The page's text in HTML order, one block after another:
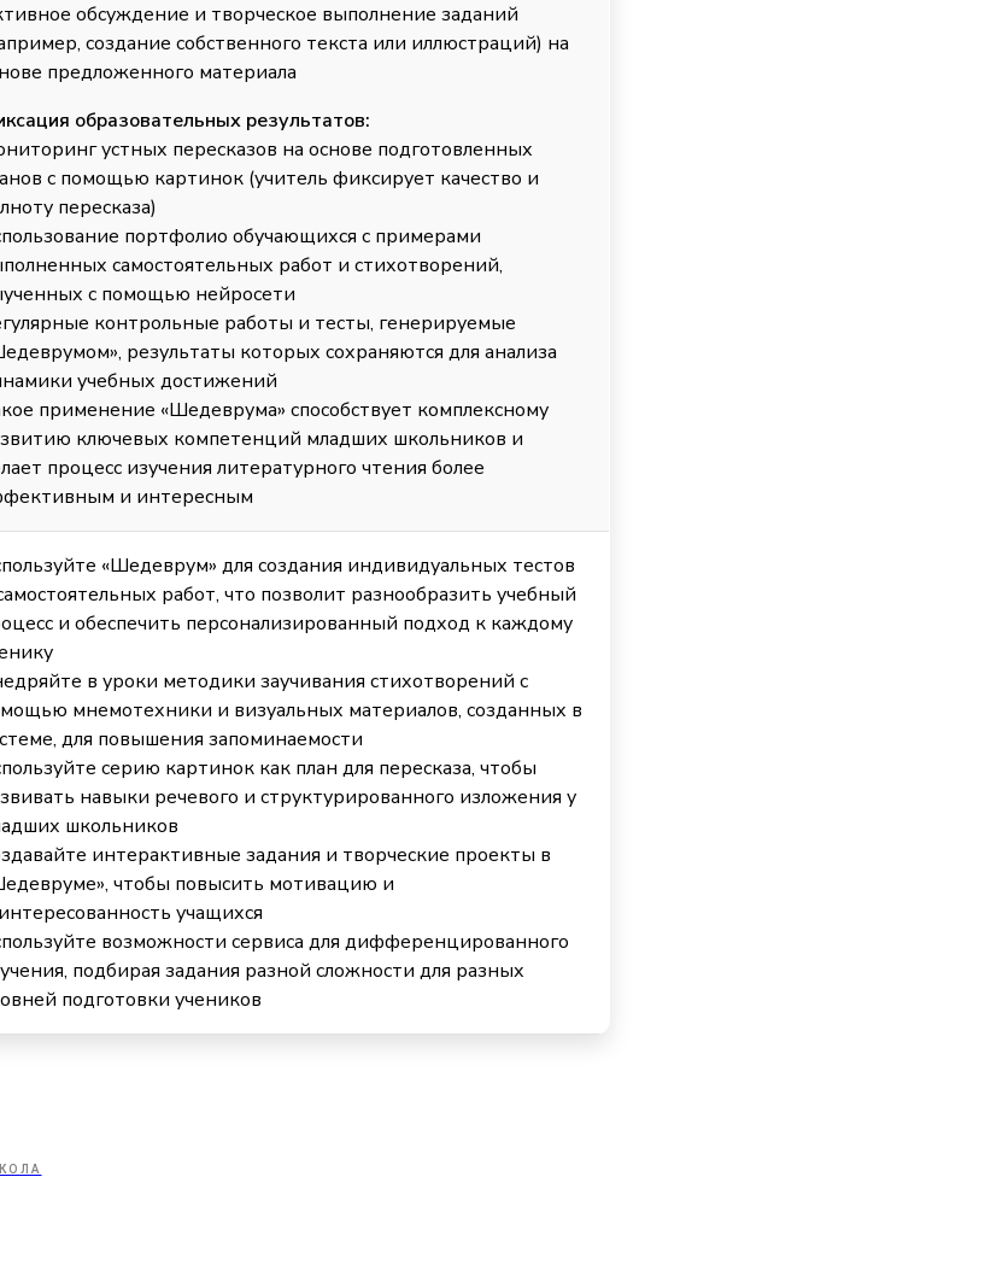
обсуждение и творческое выполнение заданий
создание собственного текста или иллюстраций) на
предложенного материала
образовательных результатов:
устных пересказов на основе подготовленных
с помощью картинок (учитель фиксирует качество и
пересказа)
портфолио обучающихся с примерами
самостоятельных работ и стихотворений,
с помощью нейросети
контрольные работы и тесты, генерируемые
результаты которых сохраняются для анализа
учебных достижений
применение «Шедеврума» способствует комплексному
ключевых компетенций младших школьников и
процесс изучения литературного чтения более
и интересным
«Шедеврум» для создания индивидуальных тестов
работ, что позволит разнообразить учебный
и обеспечить персонализированный подход к каждому
в уроки методики заучивания стихотворений с
мнемотехники и визуальных материалов, созданных в
для повышения запоминаемости
серию картинок как план для пересказа, чтобы
навыки речевого и структурированного изложения у
школьников
интерактивные задания и творческие проекты в
чтобы повысить мотивацию и
учащихся
возможности сервиса для дифференцированного
подбирая задания разной сложности для разных
подготовки учеников